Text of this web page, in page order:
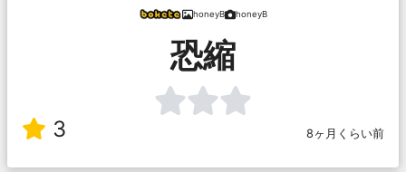
honeyB honeyB
恐縮
3 8ヶ月くらい前